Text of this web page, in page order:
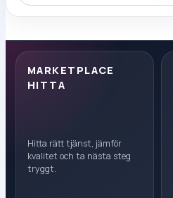
MARKETPLACE
HITTA
Hitta rätt tjänst, jämför
kvalitet och ta nästa steg
tryggt.